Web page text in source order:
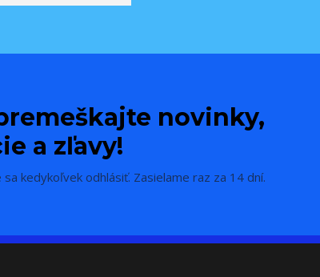
novinky,
a zľavy!
kedykoľvek odhlásiť. Zasielame raz za 14 dní.